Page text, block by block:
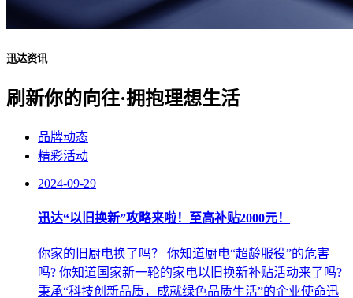
迅达资讯
刷新你的向往·拥抱理想生活
品牌动态
精彩活动
2024-09-29
迅达“以旧换新”攻略来啦！至高补贴2000元！
你家的旧厨电换了吗？ 你知道厨电“超龄服役”的危害
吗? 你知道国家新一轮的家电以旧换新补贴活动来了吗?
秉承“科技创新品质，成就绿色品质生活”的企业使命迅